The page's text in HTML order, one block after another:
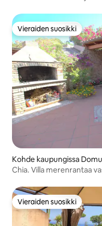
Vieraiden suosikki
Vieraiden suosikki
Kohde kaupungissa
Chia. Villa merenrantaa
Vieraiden suosikki
Vieraiden suosikki